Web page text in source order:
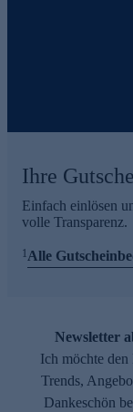
Ihre
Einfach einlösen
volle Transparenz.
1 Alle
Newsletter
Ich möchte
Trends,
Dankeschön